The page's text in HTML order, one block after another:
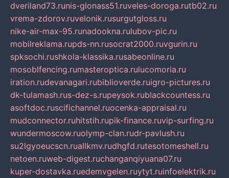
dveriland73.runis-glonass51.ruveles-doroga.rutb02.ru
vrema-zdorov.ruvelonik.rusurgutgloss.ru
nike-air-max-95.runadookna.rulubov-pic.ru
mobilreklama.rupds-nn.rusocrat2000.ruvgurin.ru
spksochi.rushkola-klassika.rusabeonline.ru
mosoblfencing.rumasteroptica.rulucomoria.ru
iration.rudevanagari.rubiblioverde.ruigro-pictures.ru
dk-tulamash.rus-dez-s.rupeysok.rublackcountess.ru
asoftdoc.ruscifichannel.ruocenka-appraisal.ru
mudconnector.ruhitstih.rupik-finance.ruvip-surfing.ru
wundermoscow.ruolymp-clan.rudr-pavlush.ru
su2lgyoeucscn.ruallkmv.rudhgfd.rutesotomeshell.ru
netoen.ruweb-digest.ruchanganqiyuana07.ru
kuper-dostavka.ruedemvgelen.ruytyt.ruinfoelektrik.ru